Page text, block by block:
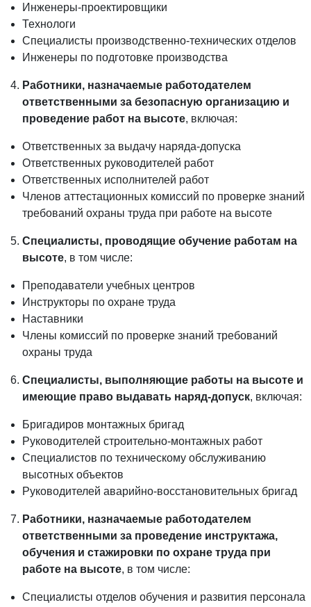
Инженеры-проектировщики
Технологи
Специалисты производственно-технических отделов
Инженеры по подготовке производства
Работники, назначаемые работодателем
ответственными за безопасную организацию и
проведение работ на высоте, включая:
Ответственных за выдачу наряда-допуска
Ответственных руководителей работ
Ответственных исполнителей работ
Членов аттестационных комиссий по проверке знаний
требований охраны труда при работе на высоте
Специалисты, проводящие обучение работам на
высоте, в том числе:
Преподаватели учебных центров
Инструкторы по охране труда
Наставники
Члены комиссий по проверке знаний требований
охраны труда
Специалисты, выполняющие работы на высоте и
имеющие право выдавать наряд-допуск, включая:
Бригадиров монтажных бригад
Руководителей строительно-монтажных работ
Специалистов по техническому обслуживанию
высотных объектов
Руководителей аварийно-восстановительных бригад
Работники, назначаемые работодателем
ответственными за проведение инструктажа,
обучения и стажировки по охране труда при
работе на высоте, в том числе:
Специалисты отделов обучения и развития персонала